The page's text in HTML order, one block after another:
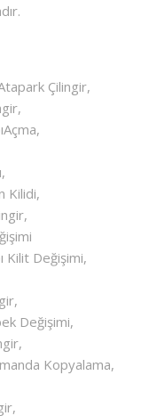
Çilingir,
Kilidi,
Kilit Değişimi,
Değişimi,
Kopyalama,